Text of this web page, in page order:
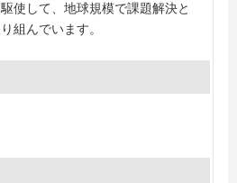
使して、地球規模で課題解決と
組んでいます。